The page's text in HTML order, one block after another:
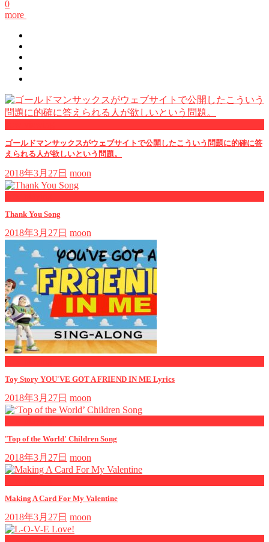
0
more
ゴールドマンサックスがウェブサイトで公開したこういう問題に的確に答
えられる人が欲しいという問題。
2018年3月27日 moon
Thank You Song
2018年3月27日 moon
Toy Story YOU'VE GOT A FRIEND IN ME Lyrics
2018年3月27日 moon
'Top of the World' Children Song
2018年3月27日 moon
Making A Card For My Valentine
2018年3月27日 moon